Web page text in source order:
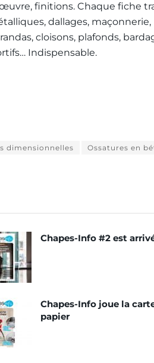
finitions. Chaque fiche
dallages, maçonnerie,
cloisons, plafonds,
Indispensable.
dimensionnelles
Ossatures en
Chapes-Info #2 est
Chapes-Info joue la
papier